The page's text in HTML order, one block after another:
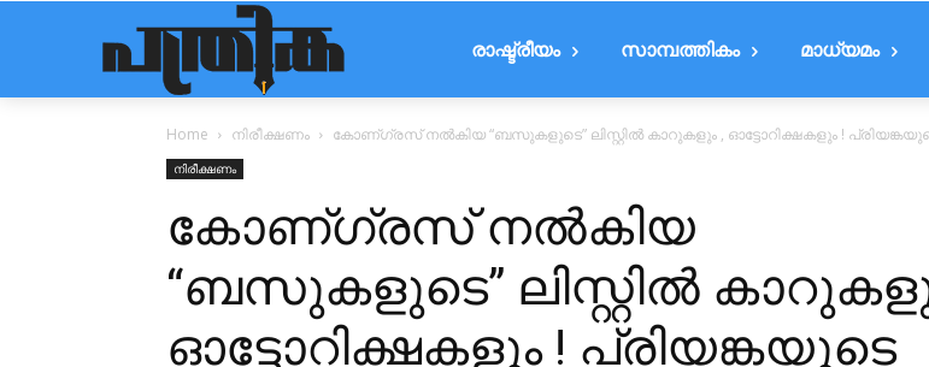
രാഷ്ട്രീയം സാമ്പത്തികം മാധ്യമം
Home നിരീക്ഷണം കോണ്ഗ്രസ് നൽകിയ “ബസുകളുടെ” ലിസ്റ്റിൽ കാറുകളും , ഓട്ടോറിക്ഷകളും !
നിരീക്ഷണം
കോണ്ഗ്രസ് നൽകിയ
“ബസുകളുടെ” ലിസ്റ്റിൽ
ഓട്ടോറിക്ഷകളും ! പ്രിയങ്കയുടെ